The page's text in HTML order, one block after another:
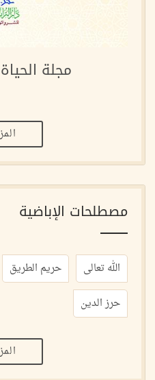
مجلة الحياة
مصطلحات الإباضية
الله تعالى حريم الطريق
حرز الدين